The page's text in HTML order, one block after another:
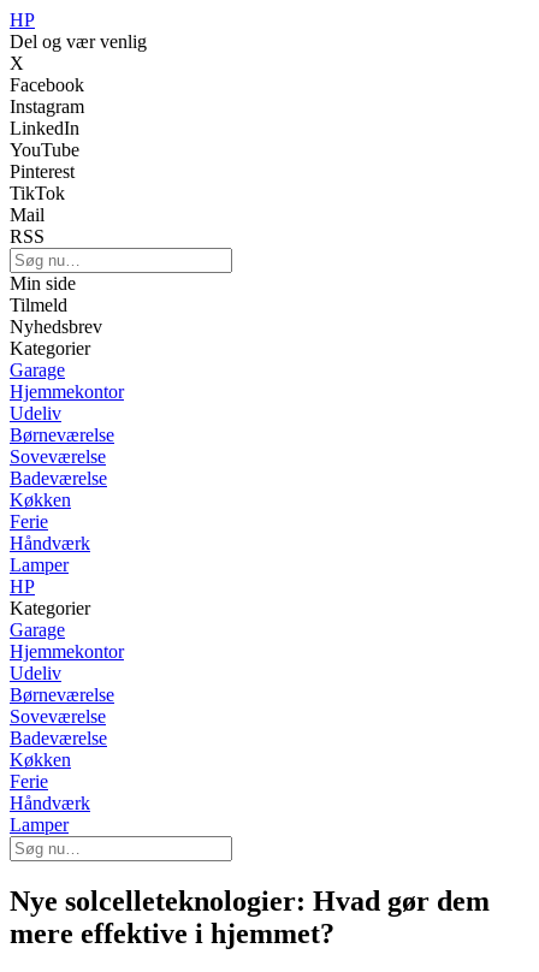
HP
Del og vær venlig
X
Facebook
Instagram
LinkedIn
YouTube
Pinterest
TikTok
Mail
RSS
Min side
Tilmeld
Nyhedsbrev
Kategorier
Garage
Hjemmekontor
Udeliv
Børneværelse
Soveværelse
Badeværelse
Køkken
Ferie
Håndværk
Lamper
HP
Kategorier
Garage
Hjemmekontor
Udeliv
Børneværelse
Soveværelse
Badeværelse
Køkken
Ferie
Håndværk
Lamper
Nye solcelleteknologier: Hvad gør dem
mere effektive i hjemmet?